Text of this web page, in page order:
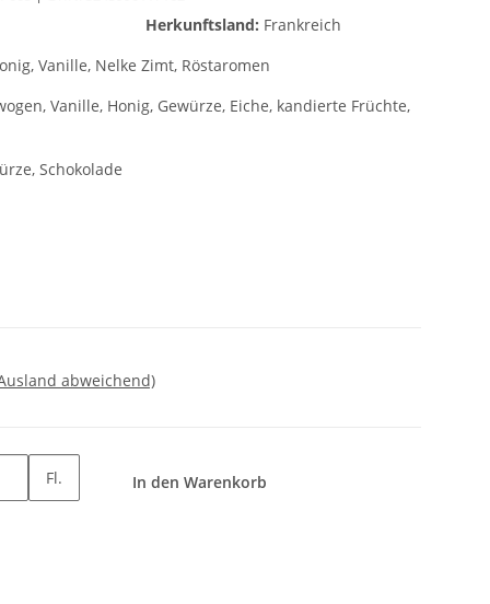
Herkunftsland: Frankreich
Vanille, Nelke Zimt, Röstaromen
Vanille, Honig, Gewürze, Eiche, kandierte Früchte,
Schokolade
abweichend)
Fl. In den Warenkorb